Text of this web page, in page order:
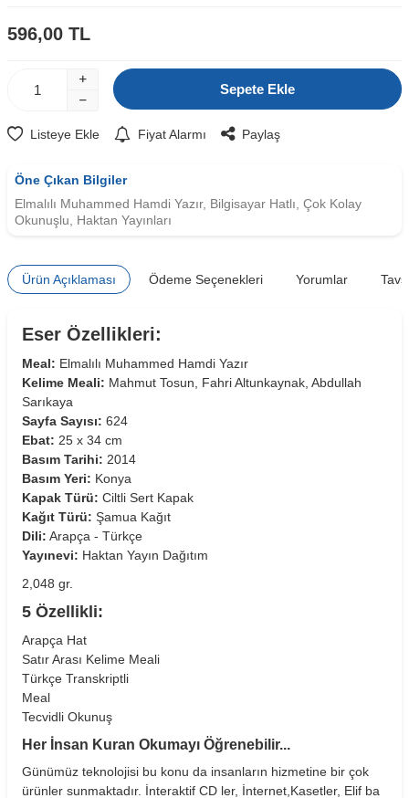
596,00 TL
Sepete Ekle
Listeye Ekle Fiyat Alarmı Paylaş
Öne Çıkan Bilgiler
Elmalılı Muhammed Hamdi Yazır, Bilgisayar Hatlı, Çok Kolay
Okunuşlu, Haktan Yayınları
Ürün Açıklaması Ödeme Seçenekleri Yorumlar
Eser Özellikleri:
Meal: Elmalılı Muhammed Hamdi Yazır
Kelime Meali: Mahmut Tosun, Fahri Altunkaynak, Abdullah
Sarıkaya
Sayfa Sayısı: 624
Ebat: 25 x 34 cm
Basım Tarihi: 2014
Basım Yeri: Konya
Kapak Türü: Ciltli Sert Kapak
Kağıt Türü: Şamua Kağıt
Dili: Arapça - Türkçe
Yayınevi: Haktan Yayın Dağıtım
2,048 gr.
5 Özellikli:
Arapça Hat
Satır Arası Kelime Meali
Türkçe Transkriptli
Meal
Tecvidli Okunuş
Her İnsan Kuran Okumayı Öğrenebilir...
Günümüz teknolojisi bu konu da insanların hizmetine bir çok
ürünler sunmaktadır. İnteraktif CD ler, İnternet,Kasetler, Elif ba